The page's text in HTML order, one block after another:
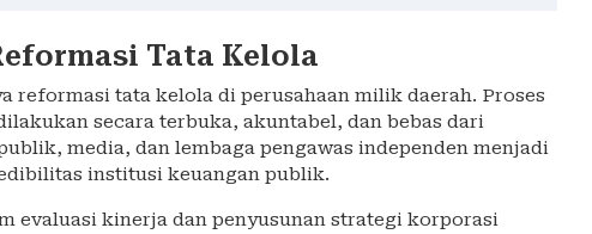
Tata Kelola
reformasi tata kelola di perusahaan milik daerah. Proses
secara terbuka, akuntabel, dan bebas dari
media, dan lembaga pengawas independen menjadi
institusi keuangan publik.
evaluasi kinerja dan penyusunan strategi korporasi